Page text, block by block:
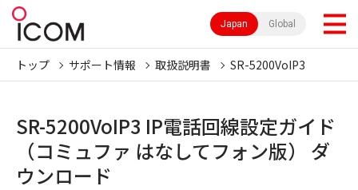
Japan Global
トップ サポート情報 取扱説明書 SR-5200VoIP3
SR-5200VoIP3 IP電話回線設定ガイド
（コミュファ はなしてフォン版） ダ
ウンロード